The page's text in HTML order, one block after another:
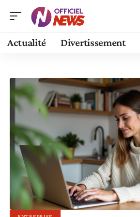
Actualité Divertissement